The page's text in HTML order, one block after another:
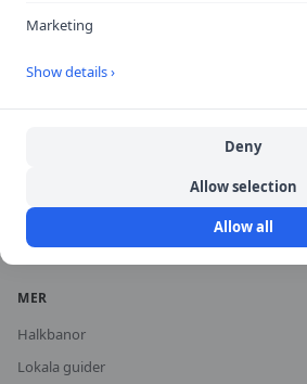
Jämför trafikskolor
Kalkylator
Körkortsfrågor
Vägmärken
MER
Halkbanor
Lokala guider
Marketing
Show details ›
Deny
Allow selection
Allow all